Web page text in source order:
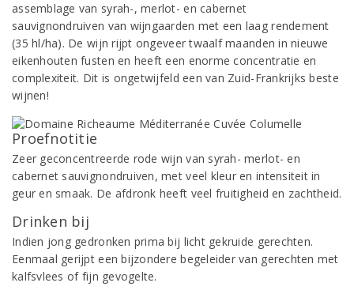
assemblage van syrah-, merlot- en cabernet
sauvignondruiven van wijngaarden met een laag rendement
(35 hl/ha). De wijn rijpt ongeveer twaalf maanden in nieuwe
eikenhouten fusten en heeft een enorme concentratie en
complexiteit. Dit is ongetwijfeld een van Zuid-Frankrijks beste
wijnen!
Proefnotitie
Zeer geconcentreerde rode wijn van syrah- merlot- en
cabernet sauvignondruiven, met veel kleur en intensiteit in
geur en smaak. De afdronk heeft veel fruitigheid en zachtheid.
Drinken bij
Indien jong gedronken prima bij licht gekruide gerechten.
Eenmaal gerijpt een bijzondere begeleider van gerechten met
kalfsvlees of fijn gevogelte.